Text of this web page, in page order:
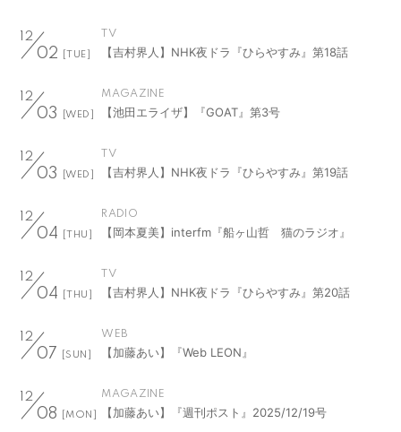
12
02 [TUE]
TV
【吉村界人】NHK夜ドラ『ひらやすみ』第18話
12
03 [WED]
MAGAZINE
【池田エライザ】『GOAT』第3号
12
03 [WED]
TV
【吉村界人】NHK夜ドラ『ひらやすみ』第19話
12
04 [THU]
RADIO
【岡本夏美】interfm『船ヶ山哲 猫のラジオ』
12
04 [THU]
TV
【吉村界人】NHK夜ドラ『ひらやすみ』第20話
12
07 [SUN]
WEB
【加藤あい】『Web LEON』
12
08 [MON]
MAGAZINE
【加藤あい】『週刊ポスト』2025/12/19号